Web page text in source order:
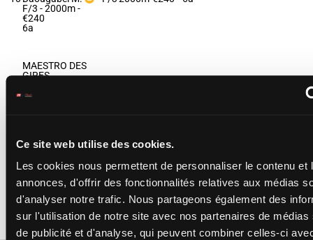
Ce site web utilise des cookies.
Les cookies nous permettent de personnaliser le contenu et
annonces, d'offrir des fonctionnalités relatives aux médias
d'analyser notre trafic. Nous partageons également des
sur l'utilisation de notre site avec nos partenaires de médias
de publicité et d'analyse, qui peuvent combiner celles-ci
F/3 - 2000m-
€240
6a
11
MAESTRO DES
GIRES
Filograsso J.
MATERA DE
BAILLY
Bourgoin B.-
Bourgoin B.
F/3 - 2000m-
1'19"3- €1,080
4a
1'19"3
€1,080